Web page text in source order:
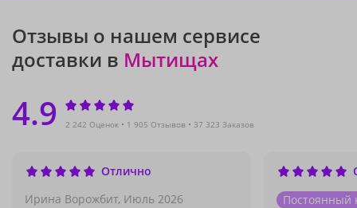
Отзывы о нашем сервисе
доставки в Мытищах
4.9 2 242 Оценок 1 905 Отзывов 37 323 Заказов
Отлично
Ирина Ворожбит, Июль 2026
Постоянный